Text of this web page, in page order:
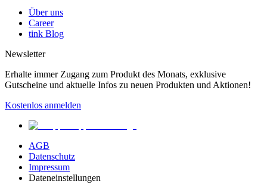
Über uns
Career
tink Blog
Newsletter
Erhalte immer Zugang zum Produkt des Monats, exklusive
Gutscheine und aktuelle Infos zu neuen Produkten und Aktionen!
Kostenlos anmelden
AGB
Datenschutz
Impressum
Dateneinstellungen